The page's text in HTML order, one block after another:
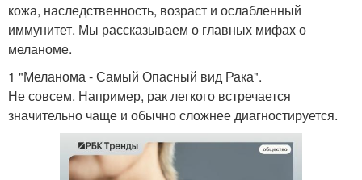
кожа, наследственность, возраст и ослабленный
иммунитет. Мы рассказываем о главных мифах о
меланоме.
1 "Меланома - Самый Опасный вид Рака".
Не совсем. Например, рак легкого встречается
значительно чаще и обычно сложнее диагностируется.